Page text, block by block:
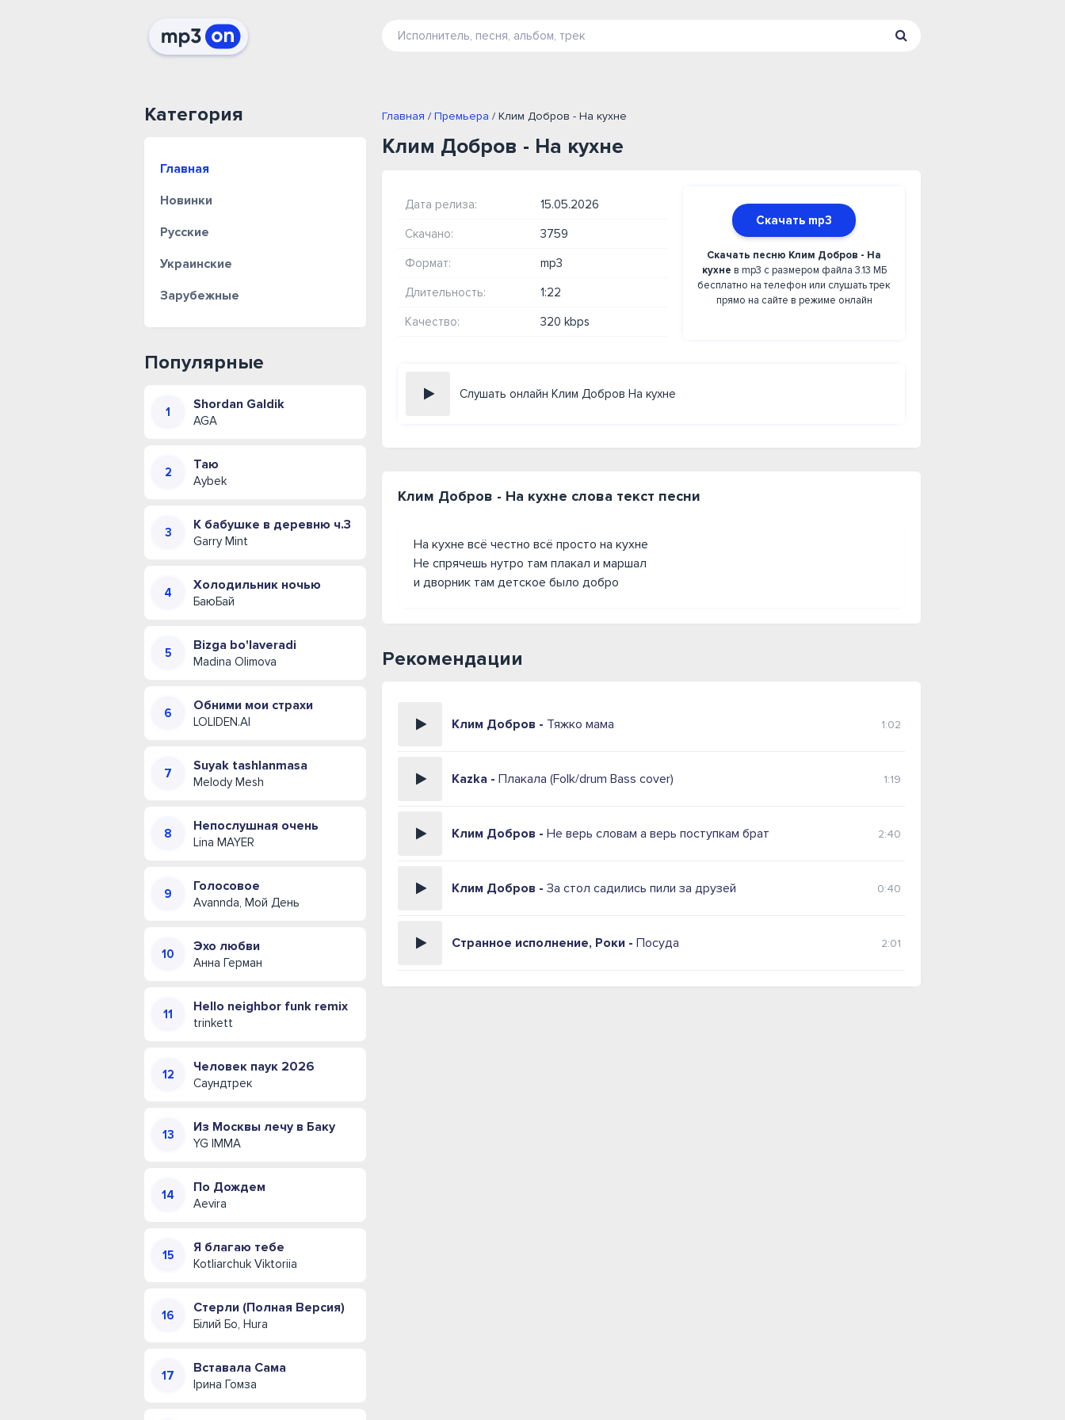
Категория
Главная
Новинки
Русские
Украинские
Зарубежные
Популярные
Shordan Galdik
AGA
Таю
Aybek
К бабушке в деревню ч.3
Garry Mint
Холодильник ночью
БаюБай
Bizga bo'laveradi
Madina Olimova
Обними мои страхи
LOLIDEN.AI
Suyak tashlanmasa
Melody Mesh
Непослушная очень
Lina MAYER
Голосовое
Avannda, Мой День
Эхо любви
Анна Герман
Hello neighbor funk remix
trinkett
Человек паук 2026
Саундтрек
Из Москвы лечу в Баку
YG IMMA
По Дождем
Aevira
Я благаю тебе
Kotliarchuk Viktoriia
Стерли (Полная Версия)
Білий Бо, Hura
Вставала Сама
Ірина Гомза
Главная / Премьера / Клим Добров - На кухне
Клим Добров - На кухне
Дата релиза: 15.05.2026
Скачано: 3759
Формат: mp3
Длительность: 1:22
Качество: 320 kbps
Скачать mp3
Скачать песню Клим Добров - На
кухне в mp3 с размером файла 3.13 МБ
бесплатно на телефон или слушать трек
прямо на сайте в режиме онлайн
Слушать онлайн Клим Добров На кухне
Клим Добров - На кухне слова текст песни
На кухне всё честно всё просто на кухне
Не спрячешь нутро там плакал и маршал
и дворник там детское было добро
Рекомендации
Клим Добров - Тяжко мама 1:02
Kazka - Плакала (Folk/drum Bass cover) 1:19
Клим Добров - Не верь словам а верь поступкам брат 2:40
Клим Добров - За стол садились пили за друзей 0:40
Странное исполнение, Роки - Посуда 2:01